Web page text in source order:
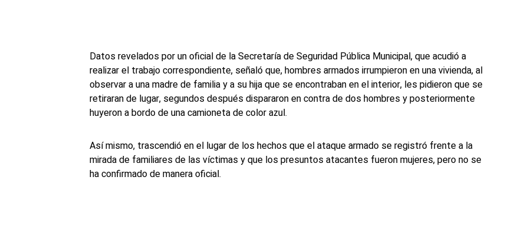
Datos revelados por un oficial de la Secretaría de Seguridad Pública Municipal, que acudió a
realizar el trabajo correspondiente, señaló que, hombres armados irrumpieron en una vivienda, al
observar a una madre de familia y a su hija que se encontraban en el interior, les pidieron que se
retiraran de lugar, segundos después dispararon en contra de dos hombres y posteriormente
huyeron a bordo de una camioneta de color azul.
Así mismo, trascendió en el lugar de los hechos que el ataque armado se registró frente a la
mirada de familiares de las víctimas y que los presuntos atacantes fueron mujeres, pero no se
ha confirmado de manera oficial.